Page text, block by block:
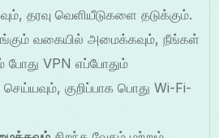
தரவு வெளியீடுகளை தடுக்கும்.
வகையில் அமைக்கவும், நீங்கள்
VPN எப்போதும்
குறிப்பாக பொது Wi-Fi-